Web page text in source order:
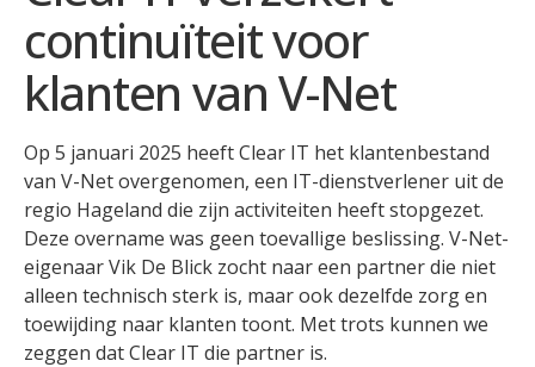
continuïteit voor
klanten van V-Net
Op 5 januari 2025 heeft Clear IT het klantenbestand
van V-Net overgenomen, een IT-dienstverlener uit de
regio Hageland die zijn activiteiten heeft stopgezet.
Deze overname was geen toevallige beslissing. V-Net-
eigenaar Vik De Blick zocht naar een partner die niet
alleen technisch sterk is, maar ook dezelfde zorg en
toewijding naar klanten toont. Met trots kunnen we
zeggen dat Clear IT die partner is.